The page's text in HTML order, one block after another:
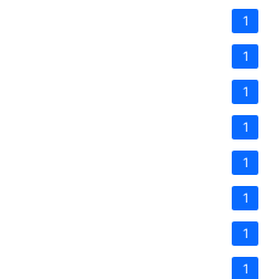
1
1
1
1
1
1
1
1